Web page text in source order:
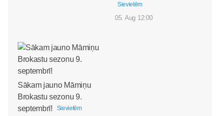
Sievietēm
05. Aug 12:00
Sākam jauno Māmiņu
Brokastu sezonu 9.
septembrī!
Sievietēm